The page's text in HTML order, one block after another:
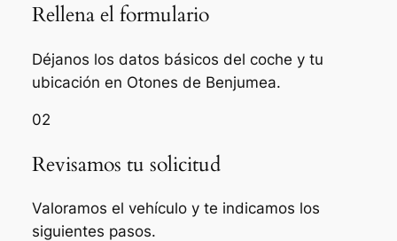
Rellena el formulario
Déjanos los datos básicos del coche y tu
ubicación en Otones de Benjumea.
02
Revisamos tu solicitud
Valoramos el vehículo y te indicamos los
siguientes pasos.